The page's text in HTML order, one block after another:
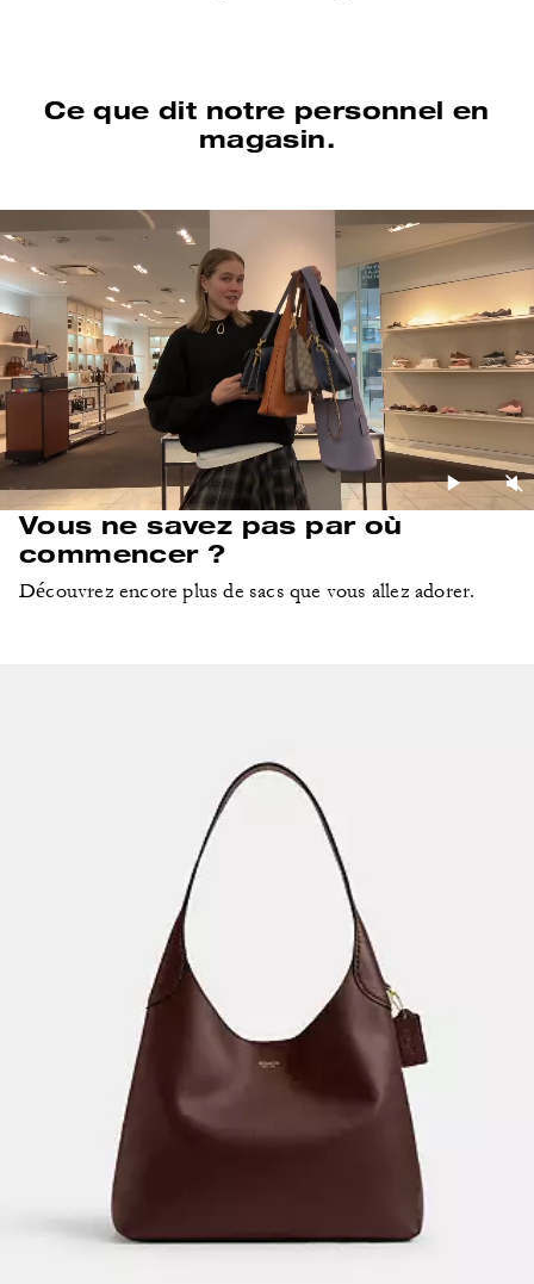
Ce que dit notre personnel en
magasin.
Vous ne savez pas par où
commencer ?
Découvrez encore plus de sacs que vous allez adorer.